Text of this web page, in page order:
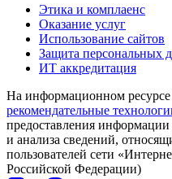
Этика и комплаенс
Оказание услуг
Использование сайтов
Защита персональных
ИТ аккредитация
На информационном ресурсе
рекомендательные
предоставления информации
и анализа сведений,
пользователей сети
Российской Федерации)